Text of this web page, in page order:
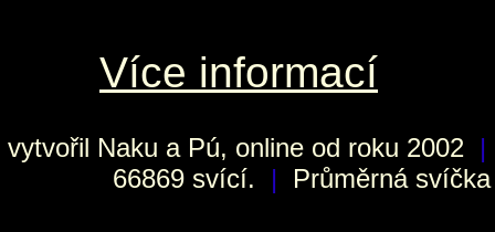
Více informací
vytvořil Naku a Pú, online od roku 2002 |
66869 svící.
| Průměrná